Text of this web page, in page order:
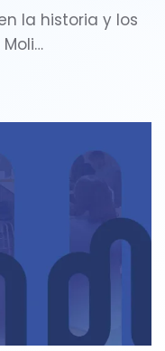
la historia y los